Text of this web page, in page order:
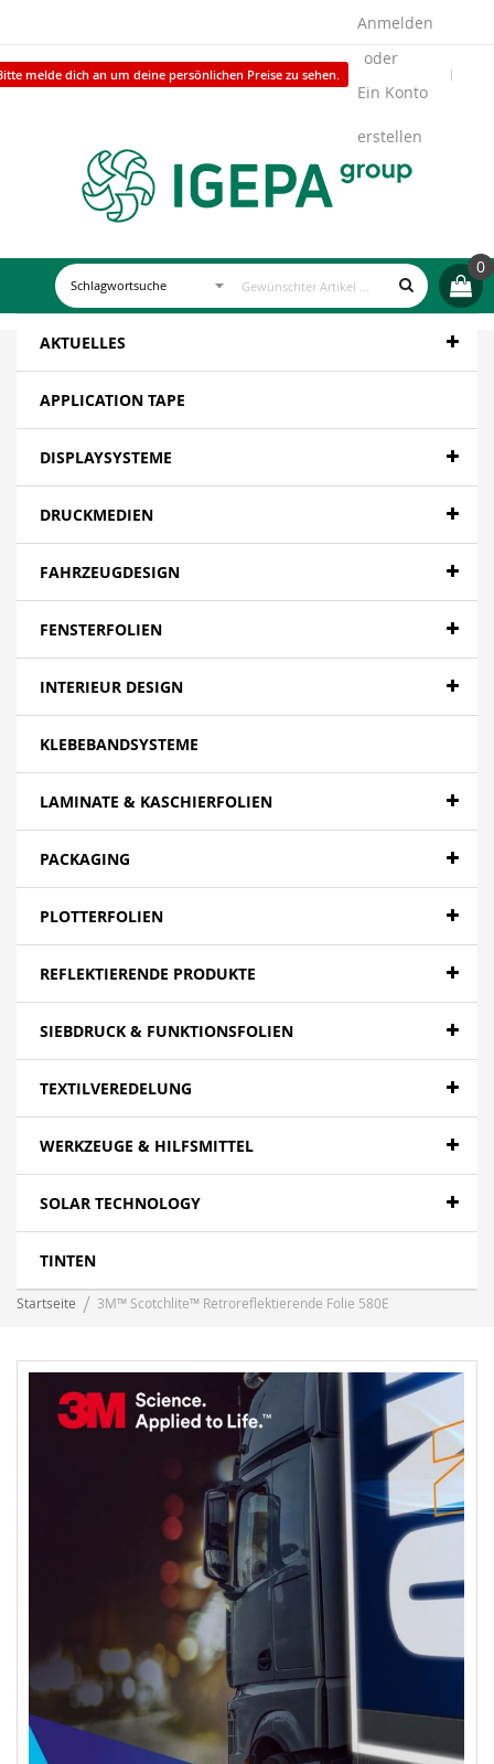
melde dich an um deine persönlichen Preise zu sehen.
Anmelden
Ein Konto
erstellen
0
AKTUELLES
APPLICATION TAPE
DISPLAYSYSTEME
DRUCKMEDIEN
FAHRZEUGDESIGN
FENSTERFOLIEN
INTERIEUR DESIGN
KLEBEBANDSYSTEME
LAMINATE & KASCHIERFOLIEN
PACKAGING
PLOTTERFOLIEN
REFLEKTIERENDE PRODUKTE
SIEBDRUCK & FUNKTIONSFOLIEN
TEXTILVEREDELUNG
WERKZEUGE & HILFSMITTEL
SOLAR TECHNOLOGY
TINTEN
Startseite 3M™ Scotchlite™ Retroreflektierende Folie 580E